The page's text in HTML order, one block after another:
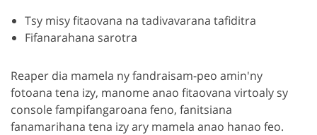
Tsy misy fitaovana na tadivavarana tafiditra
Fifanarahana sarotra
Reaper dia mamela ny fandraisam-peo amin'ny
fotoana tena izy, manome anao fitaovana virtoaly sy
console fampifangaroana feno, fanitsiana
fanamarihana tena izy ary mamela anao hanao feo.